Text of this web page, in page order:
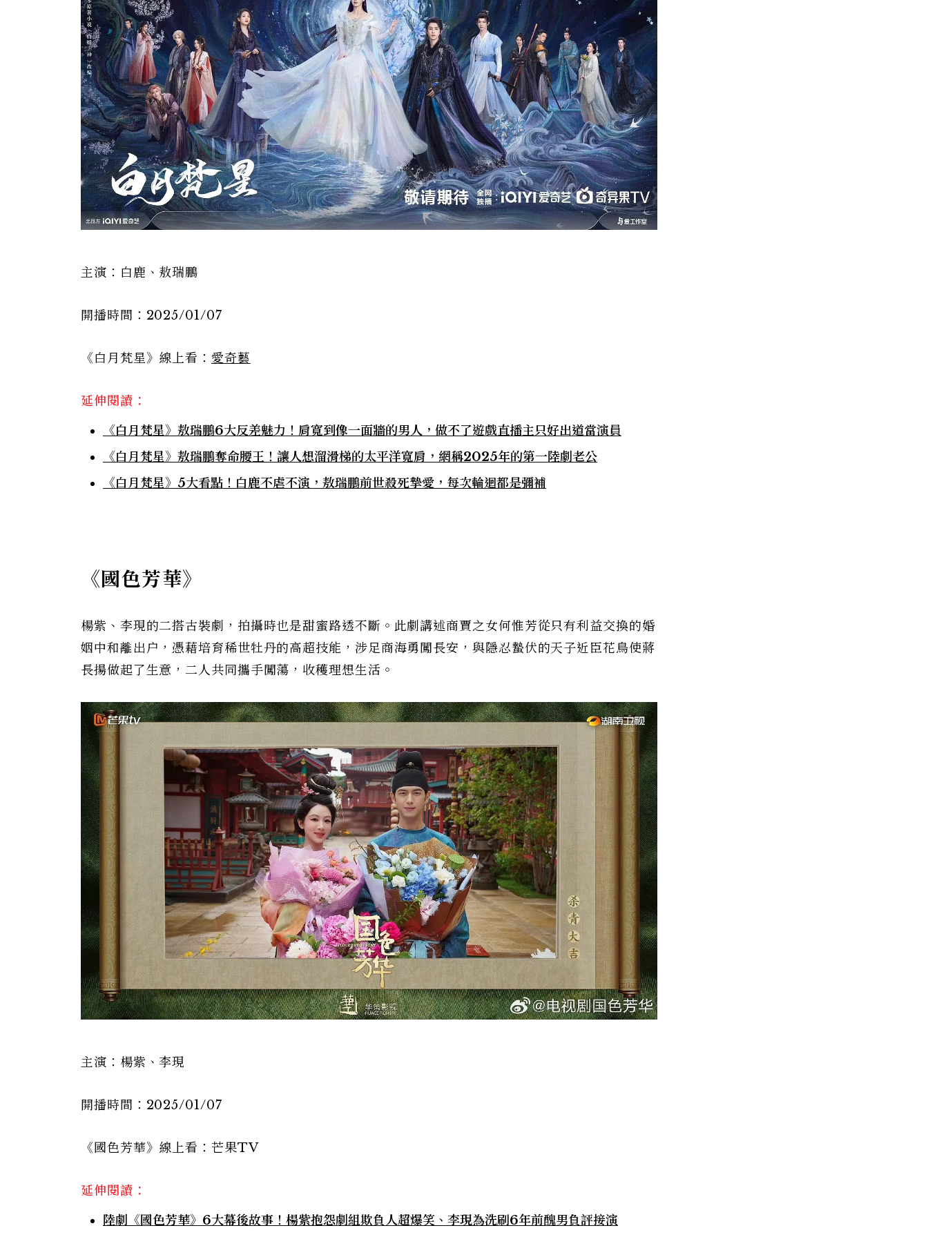
主演：白鹿、敖瑞鵬
開播時間：2025/01/07
《白月梵星》線上看： 愛奇藝
延伸閱讀：
《白月梵星》敖瑞鵬6大反差魅力！肩寬到像一面牆的男人，做不了遊戲直播主只好出道當演員
《白月梵星》敖瑞鵬奪命腰王！讓人想溜滑梯的太平洋寬肩，網稱2025年的第一陸劇老公
《白月梵星》5大看點！白鹿不虐不演，敖瑞鵬前世殺死摯愛，每次輪迴都是彌補
《國色芳華》
楊紫、李現的二搭古裝劇，拍攝時也是甜蜜路透不斷。此劇講述商賈之女何惟芳從只有利益交換的婚
姻中和離出户，憑藉培育稀世牡丹的高超技能，涉足商海勇闖長安，與隱忍蟄伏的天子近臣花鳥使蔣
長揚做起了生意，二人共同攜手闖蕩，收穫理想生活。
主演：楊紫、李現
開播時間：2025/01/07
《國色芳華》線上看：芒果TV
延伸閱讀：
陸劇《國色芳華》6大幕後故事！楊紫抱怨劇組欺負人超爆笑、李現為洗刷6年前醜男負評接演